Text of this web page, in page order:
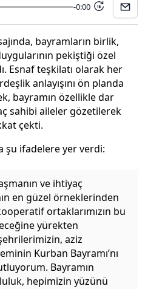
-0:00 15
bayramların birlik,
pekiştiği özel
Esnaf teşkilatı olarak her
anlayışını ön planda
bayramın özellikle dar
sahibi aileler gözetilerek
çekti.
şu ifadelere yer verdi:
ve ihtiyaç
en güzel örneklerinden
ortaklarımızın bu
yürekten
aziz
Kurban Bayramı’nı
Bayramın
hepimizin yüzünü